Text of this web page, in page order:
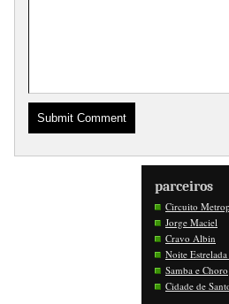
parceiros
Circuito
Jorge Maciel
Cravo Albin
Noite
Samba e Choro
Cidade de